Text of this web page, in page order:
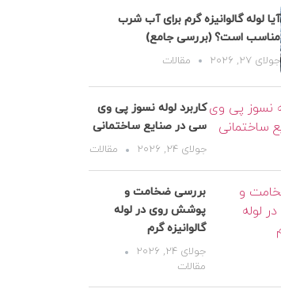
آیا لوله گالوانیزه گرم برای آب شرب
مناسب است؟ (بررسی جامع)
جولای 27, 2026 مقالات
کاربرد لوله نسوز پی وی
سی در صنایع ساختمانی
جولای 24, 2026 مقالات
بررسی ضخامت و
پوشش روی در لوله
گالوانیزه گرم
جولای 24, 2026
مقالات